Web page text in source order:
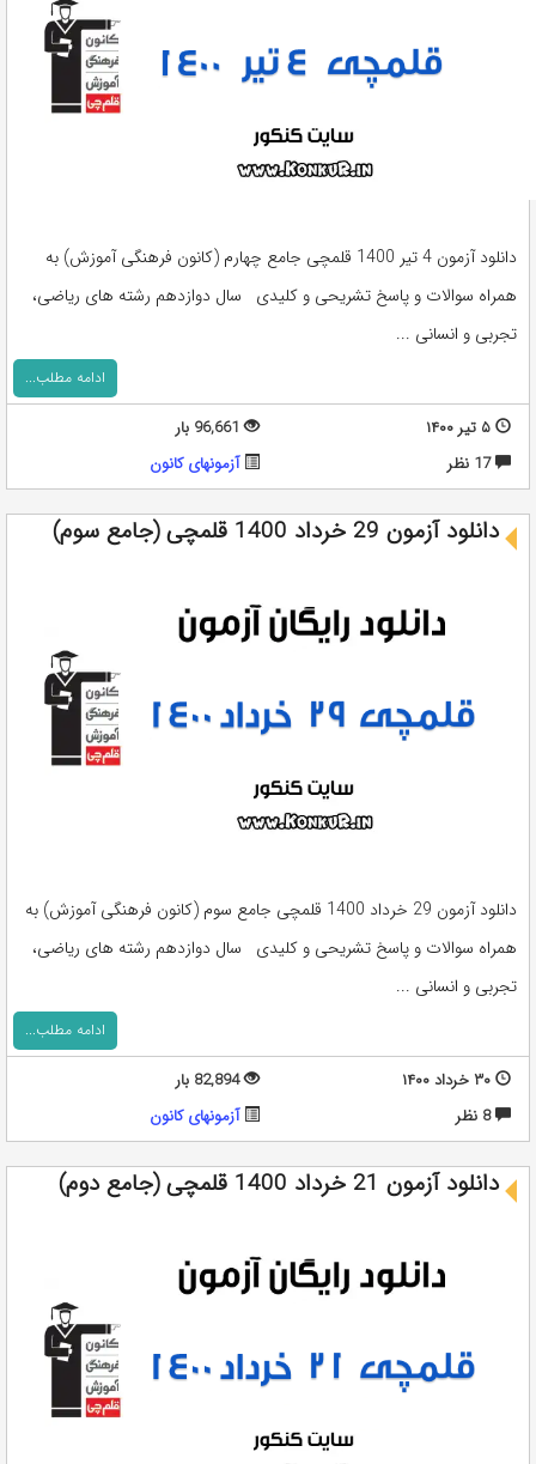
دانلود آزمون 4 تیر 1400 قلمچی جامع چهارم (کانون فرهنگی آموزش) به
همراه سوالات و پاسخ تشریحی و کلیدی سال دوازدهم رشته های ریاضی،
تجربی و انسانی ...
ادامه مطلب...
۵ تیر ۱۴۰۰
96,661 بار
17 نظر
آزمونهای کانون
دانلود آزمون 29 خرداد 1400 قلمچی (جامع سوم)
دانلود آزمون 29 خرداد 1400 قلمچی جامع سوم (کانون فرهنگی آموزش) به
همراه سوالات و پاسخ تشریحی و کلیدی سال دوازدهم رشته های ریاضی،
تجربی و انسانی ...
ادامه مطلب...
۳۰ خرداد ۱۴۰۰
82,894 بار
8 نظر
آزمونهای کانون
دانلود آزمون 21 خرداد 1400 قلمچی (جامع دوم)